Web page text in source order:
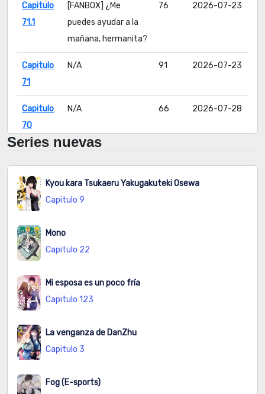
Capitulo
71.1
[FANBOX] ¿Me
puedes ayudar a la
mañana, hermanita?
76 2026-07-23
Capitulo
71
N/A 91 2026-07-23
Capitulo
70
N/A 66 2026-07-28
69
Capitulo
68
N/A
Capitulo
67
Capitulo
66
N/A
Capitulo
65
64.3
hermanita no puede
Series nuevas
Kyou kara Tsukaeru Yakugakuteki Osewa
Capitulo 9
Mono
Capitulo 22
Mi esposa es un poco fría
Capitulo 123
La venganza de DanZhu
Capitulo 3
Fog (E-sports)